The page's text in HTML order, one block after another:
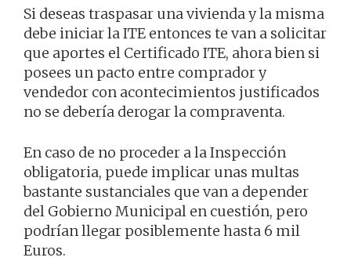
Si deseas traspasar una vivienda y la misma
debe iniciar la ITE entonces te van a solicitar
que aportes el Certificado ITE, ahora bien si
posees un pacto entre comprador y
vendedor con acontecimientos justificados
no se debería derogar la compraventa.
En caso de no proceder a la Inspección
obligatoria, puede implicar unas multas
bastante sustanciales que van a depender
del Gobierno Municipal en cuestión, pero
podrían llegar posiblemente hasta 6 mil
Euros.